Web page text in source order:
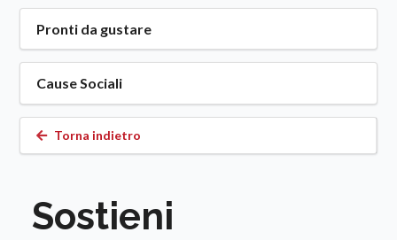
Pronti da gustare
Cause Sociali
Torna indietro
Sostieni